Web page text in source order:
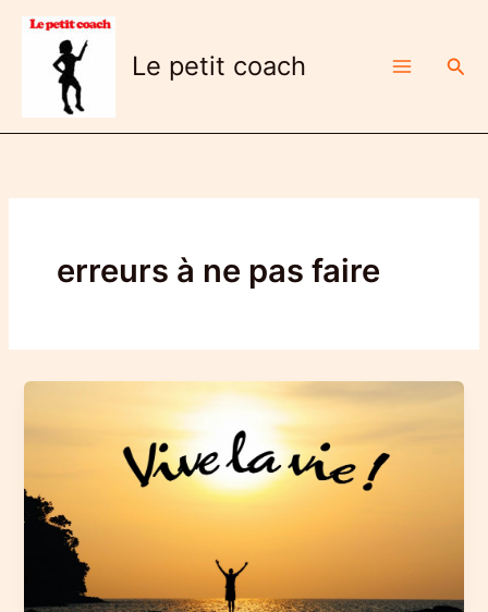
Aller
contenu
Le petit coach
erreurs à ne pas faire